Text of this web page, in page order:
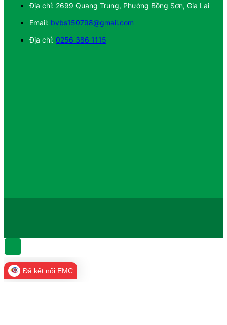
Địa chỉ: 2699 Quang Trung, Phường Bồng Sơn, Gia Lai
Email: bvbs150798@gmail.com
Địa chỉ: 0256 386 1115
Đã kết nối EMC